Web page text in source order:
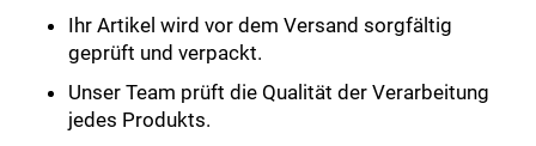
Ihr Artikel wird vor dem Versand sorgfältig
geprüft und verpackt.
Unser Team prüft die Qualität der Verarbeitung
jedes Produkts.